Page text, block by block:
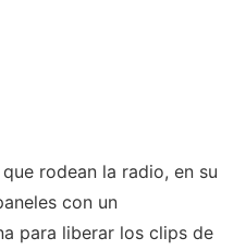
rodean la radio, en su
con un
para liberar los clips de